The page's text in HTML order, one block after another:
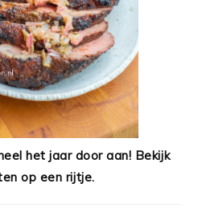
het jaar door aan! Bekijk
op een rijtje.